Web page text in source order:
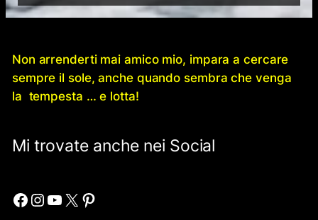
Non arrenderti mai amico mio, impara a cercare
sempre il sole, anche quando sembra che venga
la tempesta … e lotta!
Mi trovate anche nei Social
Facebook Instagram YouTube X Pinterest